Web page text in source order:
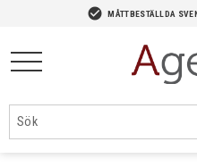
check_circle MÅTTBESTÄLLDA